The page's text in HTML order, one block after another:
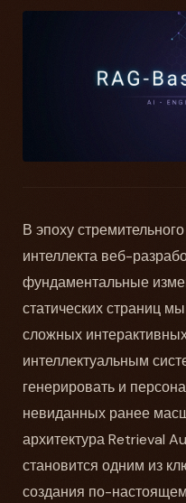
В эпоху
интеллекта веб-
фундаментальные
статических страниц
сложных
интеллектуальным
генерировать и
невиданных ранее
архитектура Retrieval
становится одним из
создания по-